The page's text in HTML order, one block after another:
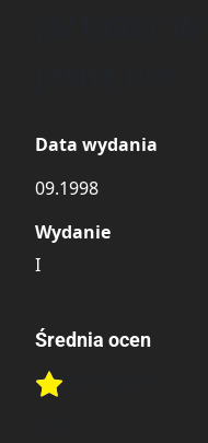
Data wydania
09.1998
Wydanie
I
Średnia ocen
Rate this item: